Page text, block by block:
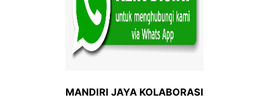
MANDIRI JAYA KOLABORASI